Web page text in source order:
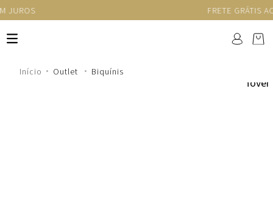
FRETE GRÁTIS ACIMA DE R$1.250
Outlet Biquínis